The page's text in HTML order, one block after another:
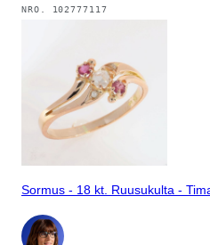
NRO. 102777117
Sormus - 18 kt. Ruusukulta -